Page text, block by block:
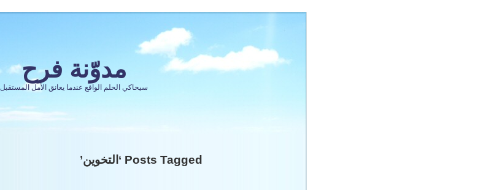
مدوّنة فرح
سيحاكي الحلم الواقع عندما يعانق الأمل المستقبل
Posts Tagged ‘التخوين’